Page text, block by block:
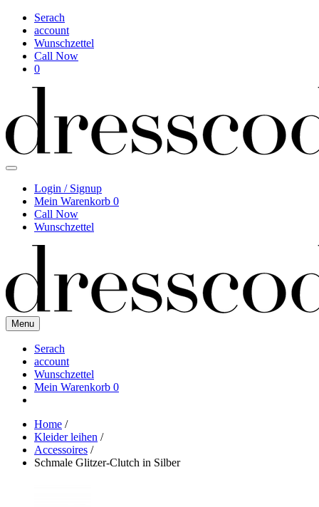
Serach
account
Wunschzettel
Call Now
0
Login / Signup
Mein Warenkorb 0
Call Now
Wunschzettel
Menu
Serach
account
Wunschzettel
Mein Warenkorb 0
Home /
Kleider leihen /
Accessoires /
Schmale Glitzer-Clutch in Silber